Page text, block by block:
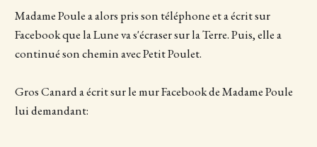
Madame Poule a alors pris son téléphone et a écrit sur
Facebook que la Lune va s'écraser sur la Terre. Puis, elle a
continué son chemin avec Petit Poulet.
Gros Canard a écrit sur le mur Facebook de Madame Poule
lui demandant: